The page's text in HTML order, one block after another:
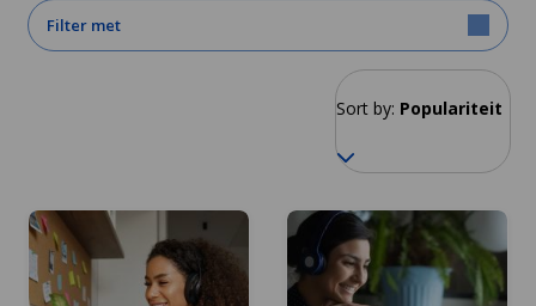
Filter met
Sort by: Populariteit